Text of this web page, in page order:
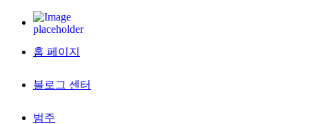
홈 페이지
블로그 센터
범주